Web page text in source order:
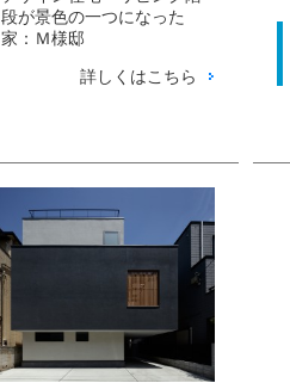
段が景色の一つになった
家：Ｍ様邸
詳しくはこちら